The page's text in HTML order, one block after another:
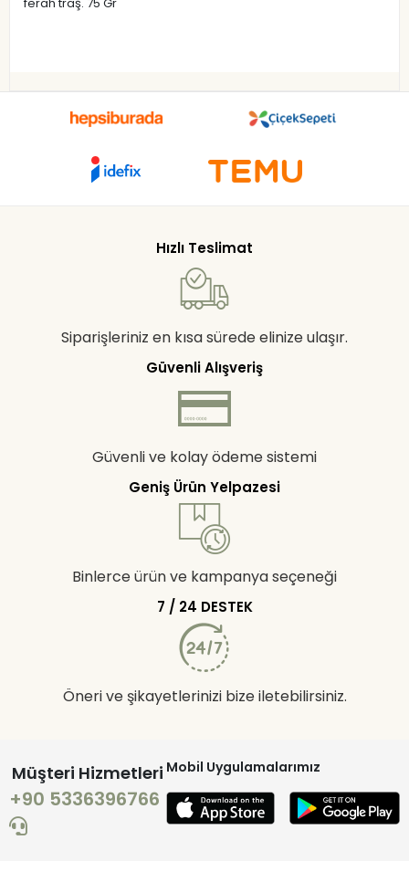
Hızlı Teslimat
Siparişleriniz en kısa sürede elinize ulaşır.
Güvenli Alışveriş
Güvenli ve kolay ödeme sistemi
Geniş Ürün Yelpazesi
Binlerce ürün ve kampanya seçeneği
7 / 24 DESTEK
Öneri ve şikayetlerinizi bize iletebilirsiniz.
Müşteri Hizmetleri
+90 5336396766
Mobil Uygulamalarımız